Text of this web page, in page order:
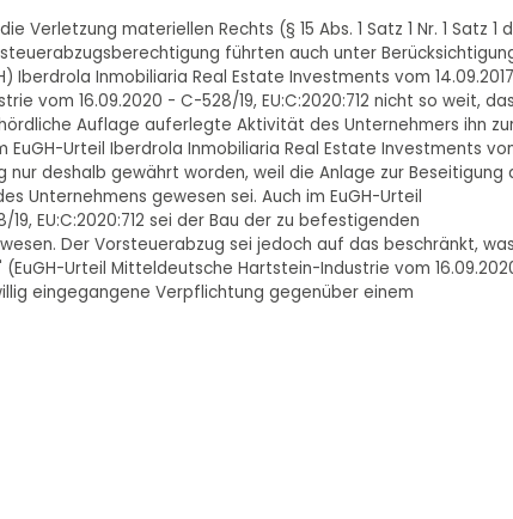
materiellen Rechts (§ 15 Abs. 1 Satz 1 Nr. 1 Satz 1
führten auch unter
Iberdrola Inmobiliaria Real Estate Investments vom
vom 16.09.2020 - C-528/19, EU:C:2020:712 nicht so weit,
Auflage auferlegte Aktivität des Unternehmers ihn
Urteil Iberdrola Inmobiliaria Real Estate Investments
nur deshalb gewährt worden, weil die Anlage zur Beseitigung
Unternehmens gewesen sei. Auch im EuGH-Urteil
EU:C:2020:712 sei der Bau der zu befestigenden
Der Vorsteuerabzug sei jedoch auf das beschränkt, was
Urteil Mitteldeutsche Hartstein-Industrie vom
eingegangene Verpflichtung gegenüber einem